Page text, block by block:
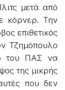
μετά από
κόρνερ. Την
επιθετικός
Τζημόπουλο
του ΠΑΣ να
της μικρής
που δεν